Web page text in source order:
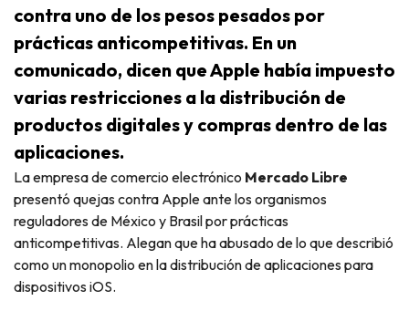
contra uno de los pesos pesados por
prácticas anticompetitivas. En un
comunicado, dicen que Apple había impuesto
varias restricciones a la distribución de
productos digitales y compras dentro de las
aplicaciones.
La empresa de comercio electrónico Mercado Libre
presentó quejas contra Apple ante los organismos
reguladores de México y Brasil por prácticas
anticompetitivas. Alegan que ha abusado de lo que describió
como un monopolio en la distribución de aplicaciones para
dispositivos iOS.